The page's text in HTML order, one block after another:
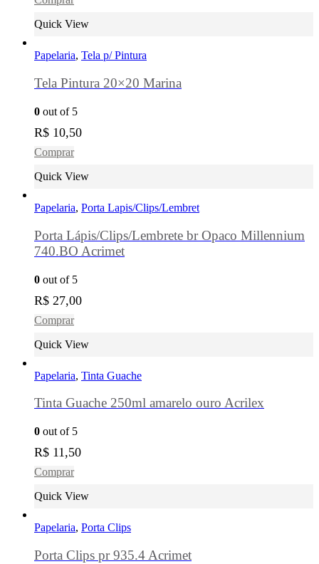
Quick View
Papelaria, Tela p/ Pintura
Tela Pintura 20×20 Marina
0 out of 5
R$ 10,50
Comprar
Quick View
Papelaria, Porta Lapis/Clips/Lembret
Porta Lápis/Clips/Lembrete br Opaco Millennium
740.BO Acrimet
0 out of 5
R$ 27,00
Comprar
Quick View
Papelaria, Tinta Guache
Tinta Guache 250ml amarelo ouro Acrilex
0 out of 5
R$ 11,50
Comprar
Quick View
Papelaria, Porta Clips
Porta Clips pr 935.4 Acrimet